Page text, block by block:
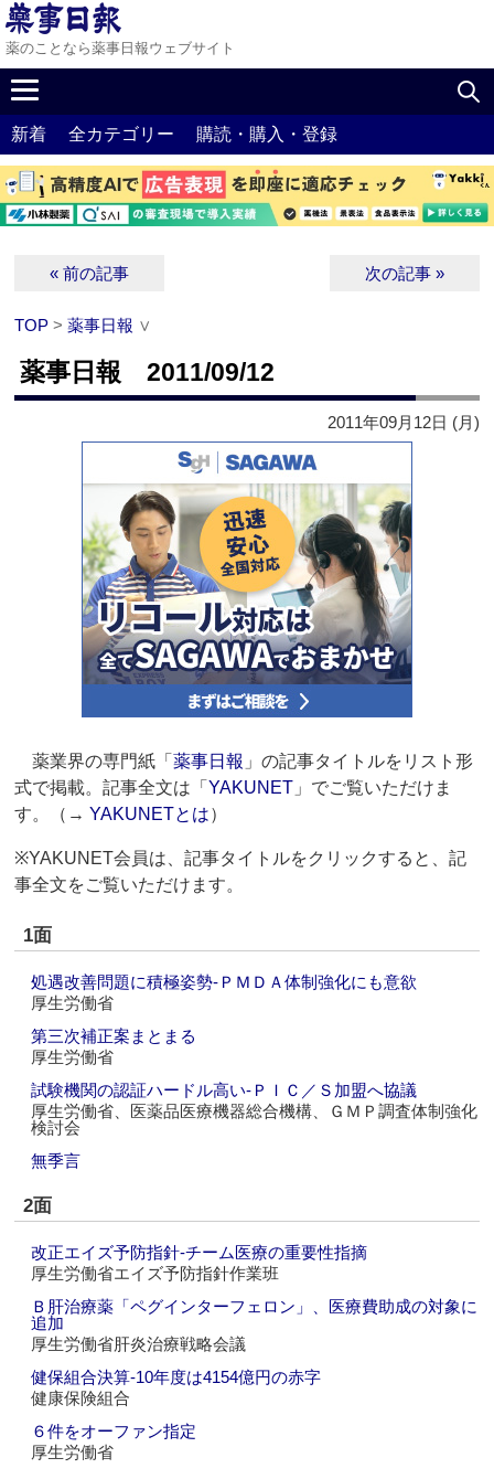
薬のことなら薬事日報ウェブサイト
新着 全カテゴリー 購読・購入・登録
« 前の記事 次の記事 »
TOP >薬事日報 ∨
薬事日報 2011/09/12
2011年09月12日 (月)
薬業界の専門紙「薬事日報 」の記事タイトルをリスト形
式で掲載。記事全文は「YAKUNET 」でご覧いただけま
す。（→YAKUNETとは）
※YAKUNET会員は、記事タイトルをクリックすると、記
事全文をご覧いただけます。
1面
処遇改善問題に積極姿勢‐ＰＭＤＡ体制強化にも意欲
厚生労働省
第三次補正案まとまる
厚生労働省
試験機関の認証ハードル高い‐ＰＩＣ／Ｓ加盟へ協議
厚生労働省、医薬品医療機器総合機構、ＧＭＰ調査体制強化
検討会
無季言
2面
改正エイズ予防指針‐チーム医療の重要性指摘
厚生労働省エイズ予防指針作業班
Ｂ肝治療薬「ペグインターフェロン」、医療費助成の対象に
追加
厚生労働省肝炎治療戦略会議
健保組合決算‐10年度は4154億円の赤字
健康保険組合
６件をオーファン指定
厚生労働省